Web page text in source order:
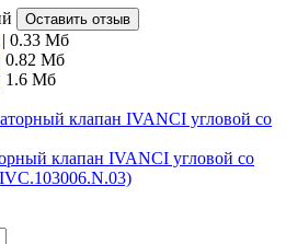
Оставить отзыв
| 0.33 Мб
| 0.82 Мб
| 1.6 Мб
клапан IVANCI угловой со